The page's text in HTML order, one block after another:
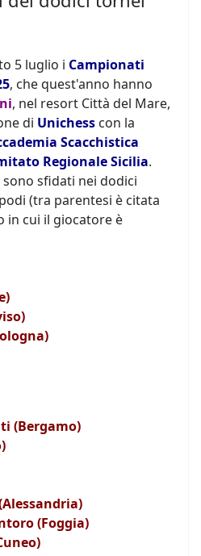
5 luglio i Campionati
, che quest'anno hanno
, nel resort Città del Mare,
di Unichess con la
Scacchistica
Regionale Sicilia.
sono sfidati nei dodici
(tra parentesi è citata
in cui il giocatore è
(Bergamo)
(Foggia)